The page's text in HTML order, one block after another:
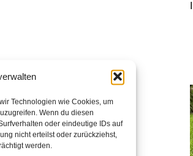
Technologien wie Cookies, um
Wenn du diesen
oder eindeutige IDs auf
nicht erteilst oder zurückziehst,
werden.